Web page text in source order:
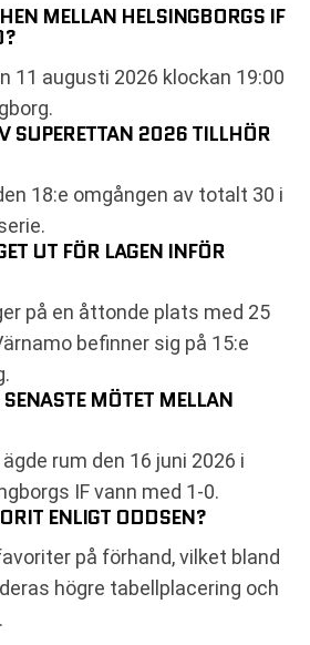
MELLAN HELSINGBORGS IF
11 augusti 2026 klockan 19:00
SUPERETTAN 2026 TILLHÖR
18:e omgången av totalt 30 i
UT FÖR LAGEN INFÖR
på en åttonde plats med 25
befinner sig på 15:e
MÖTET MELLAN
rum den 16 juni 2026 i
IF vann med 1-0.
ENLIGT ODDSEN?
på förhand, vilket bland
högre tabellplacering och